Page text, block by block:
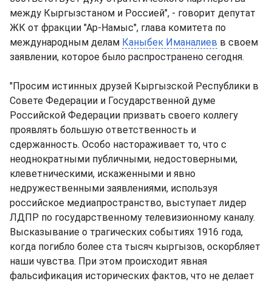
между Кыргызстаном и Россией", - говорит депутат
ЖК от фракции "Ар-Намыс", глава комитета по
международным делам Каныбек Иманалиев в своем
заявлении, которое было распространено сегодня.
"Просим истинных друзей Кыргызской Республики в
Совете Федерации и Государственной думе
Российской Федерации призвать своего коллегу
проявлять большую ответственность и
сдержанность. Особо настораживает то, что с
неоднократными публичными, недостоверными,
клеветническими, искаженными и явно
недружественными заявлениями, используя
российское медиапространство, выступает лидер
ЛДПР по государственному телевизионному каналу.
Высказывание о трагических событиях 1916 года,
когда погибло более ста тысяч кыргызов, оскорбляет
наши чувства. При этом происходит явная
фальсификация исторических фактов, что не делает